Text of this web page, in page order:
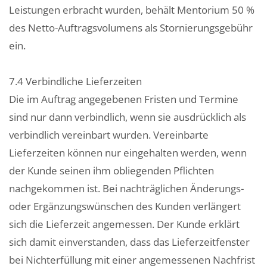
Leistungen erbracht wurden, behält Mentorium 50 %
des Netto-Auftragsvolumens als Stornierungsgebühr
ein.
7.4 Verbindliche Lieferzeiten
Die im Auftrag angegebenen Fristen und Termine
sind nur dann verbindlich, wenn sie ausdrücklich als
verbindlich vereinbart wurden. Vereinbarte
Lieferzeiten können nur eingehalten werden, wenn
der Kunde seinen ihm obliegenden Pflichten
nachgekommen ist. Bei nachträglichen Änderungs-
oder Ergänzungswünschen des Kunden verlängert
sich die Lieferzeit angemessen. Der Kunde erklärt
sich damit einverstanden, dass das Lieferzeitfenster
bei Nichterfüllung mit einer angemessenen Nachfrist